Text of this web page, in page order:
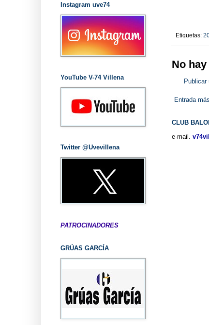
Etiquetas:
No
Publicar
Entrada
CLUB
e-mail.
Instagram uve74
YouTube V-74 Villena
Twitter @Uvevillena
PATROCINADORES
GRÚAS GARCÍA